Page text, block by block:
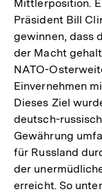
Mittlerposition.
Präsident Bill
gewinnen, dass
der Macht
NATO-
Einvernehmen
Dieses Ziel
deutsch-
Gewährung
für Russland
der
erreicht. So